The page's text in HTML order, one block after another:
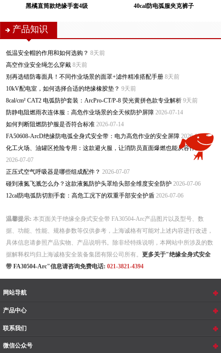
黑橘直筒款绝缘手套4级 40cal防电弧服夹克裤子
产品知识
低温安全帽的作用和如何选购？ 8天前
高空作业安全绳怎么穿戴 8天前
别再选错防毒面具！不同作业场景的面罩+滤件精准搭配手册 8天前
10kV配电室，如何选择合适的绝缘橡胶垫？ 9天前
8cal/cm² CAT2 电弧防护套装：ArcPro-CT/P-8 荧光黄拼色款专业解析 9天前
防静电阻燃雨衣连体服：高危作业场景的全天候防护屏障 2026-07-14
如何判断阻燃防护服是否符合标准 2026-07-14
FA50608-ArcD绝缘防电弧全身式安全带：电力高危作业的安全屏障 2026-07-14
化工火场、油罐区抢险专用：这款避火服，让消防员直面爆燃也能从容作业
2026-07-07
正压式空气呼吸器是哪些组成配件？ 2026-07-07
碰到液氮飞溅怎么办？这款液氮防护头罩给头部全维度安全防护 2026-07-06
12cal防电弧防切割手套：高危工况下的双重手部安全护盾 2026-07-06
温馨提示: 本页面关于绝缘全身式安全带 FA30504-Arc产品图片以及型号、数
据、功能、性能、规格参数等仅供参考，上海诚格有可能对上述内容进行改进，
具体信息请参照产品实物、产品说明书。除非经特殊说明，本网站中所涉及的数
据解释权均归上海诚格安全装备集团有限公司所有。
更多关于"绝缘全身式安全
带 FA30504-Arc"信息请咨询免费电话: 021-3821-4394
网站导航
产品中心
联系我们
微信公众号